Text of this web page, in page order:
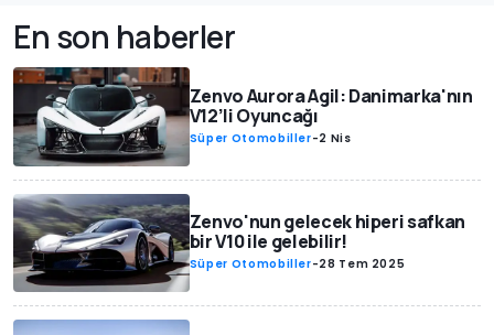
En son haberler
Zenvo Aurora Agil: Danimarka'nın
V12’li Oyuncağı
Süper Otomobiller-2 Nis
Zenvo'nun gelecek hiperi safkan
bir V10 ile gelebilir!
Süper Otomobiller-28 Tem 2025